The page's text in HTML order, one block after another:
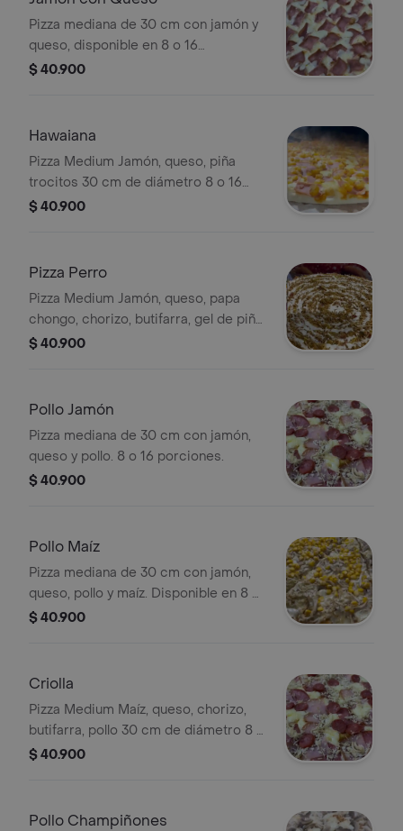
Pizza mediana de 30 cm con jamón y
queso, disponible en 8 o 16
porciones.
$ 40.900
Hawaiana
Pizza Medium Jamón, queso, piña
trocitos 30 cm de diámetro 8 o 16
porciones
$ 40.900
Pizza Perro
Pizza Medium Jamón, queso, papa
chongo, chorizo, butifarra, gel de piña,
tártara 30 cm de diámetro 8 o 16
$ 40.900
Pollo Jamón
Pizza mediana de 30 cm con jamón,
queso y pollo. 8 o 16 porciones.
$ 40.900
Pollo Maíz
Pizza mediana de 30 cm con jamón,
queso, pollo y maíz. Disponible en 8 o
16 porciones.
$ 40.900
Criolla
Pizza Medium Maíz, queso, chorizo,
butifarra, pollo 30 cm de diámetro 8 o
16 porciones
$ 40.900
Pollo Champiñones